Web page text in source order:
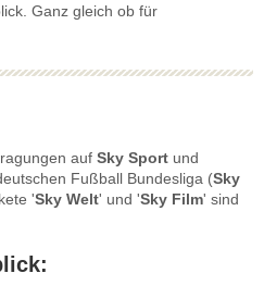
Ganz gleich ob für
auf Sky Sport und
Fußball Bundesliga (Sky
'Sky Welt' und 'Sky Film' sind